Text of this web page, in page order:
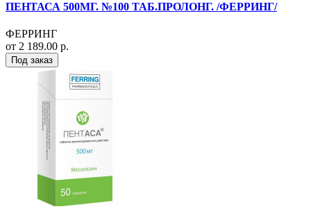
ПЕНТАСА 500МГ. №100 ТАБ.ПРОЛОНГ. /ФЕРРИНГ/
ФЕРРИНГ
от 2 189.00 р.
Под заказ